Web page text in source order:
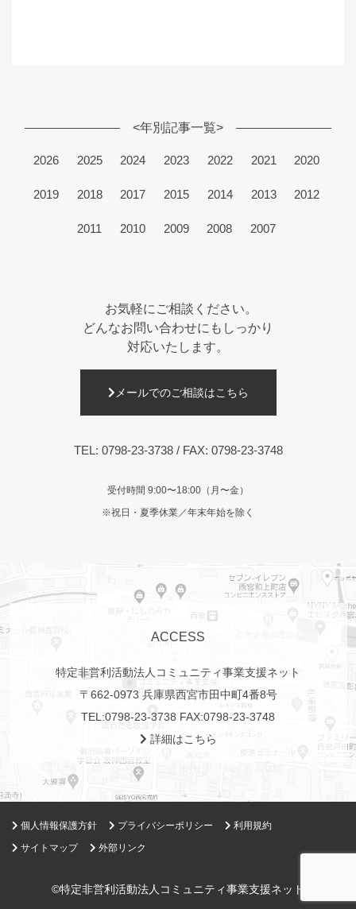
<年別記事一覧>
2026 2025 2024 2023 2022 2021 2020
2019 2018 2017 2015 2014 2013 2012
2011 2010 2009 2008 2007
お気軽にご相談ください。
どんなお問い合わせにもしっかり
対応いたします。
メールでのご相談はこちら
TEL: 0798-23-3738/ FAX: 0798-23-3748
受付時間 9:00〜18:00（月〜金）
※祝日・夏季休業／年末年始を除く
ACCESS
特定非営利活動法人コミュニティ事業支援ネット
〒662-0973 兵庫県西宮市田中町4番8号
TEL:0798-23-3738 FAX:0798-23-3748
詳細はこちら
個人情報保護方針 プライバシーポリシー
利用規約
サイトマップ
外部リンク
©特定非営利活動法人コミュニティ事業支援ネット